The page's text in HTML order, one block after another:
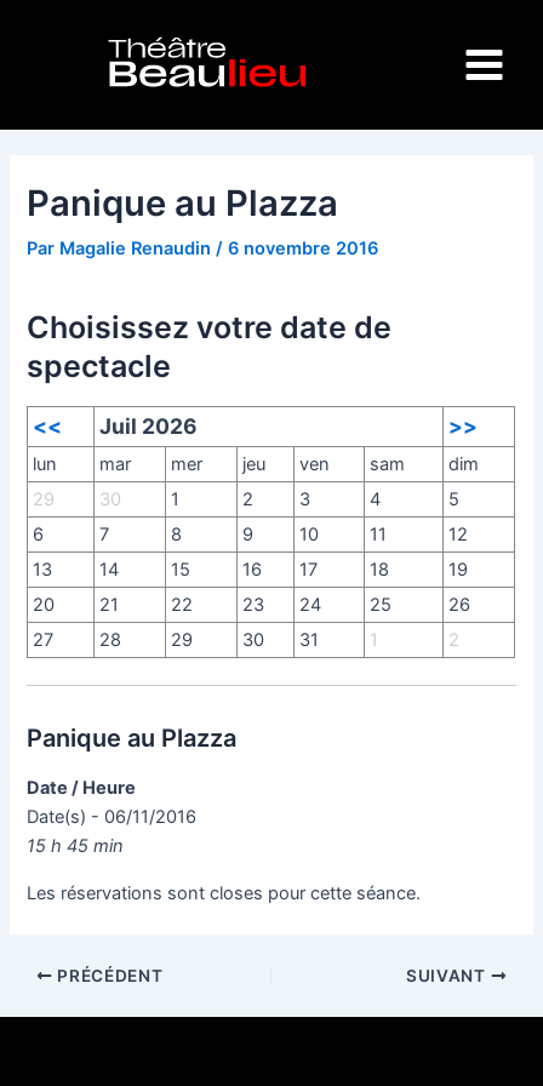
Menu
Panique au Plazza
Par Magalie Renaudin/6 novembre 2016
Choisissez votre date de
spectacle
<< Juil 2026 >>
lun mar mer jeu ven sam
dim
29
30 1 2 3 4
5
6
7 8 9 10 11
12
13
14 15 16 17 18
19
20
21 22 23 24 25
26
27
28 29 30 31 1 2
Panique au Plazza
Date / Heure
Date(s) - 06/11/2016
15 h 45 min
Les réservations sont closes pour cette séance.
PRÉCÉDENT SUIVANT